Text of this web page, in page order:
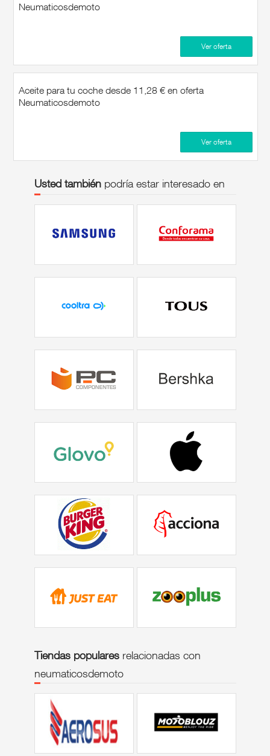
Neumaticosdemoto
Ver oferta
Aceite para tu coche desde 11,28 € en oferta
Neumaticosdemoto
Ver oferta
Usted tambiénpodría estar interesado en
Tiendas popularesrelacionadas con
neumaticosdemoto